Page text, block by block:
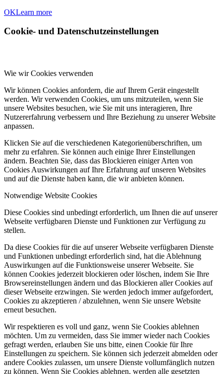
OKLearn more
Cookie- und Datenschutzeinstellungen
Wie wir Cookies verwenden
Wir können Cookies anfordern, die auf Ihrem Gerät eingestellt
werden. Wir verwenden Cookies, um uns mitzuteilen, wenn Sie
unsere Websites besuchen, wie Sie mit uns interagieren, Ihre
Nutzererfahrung verbessern und Ihre Beziehung zu unserer Website
anpassen.
Klicken Sie auf die verschiedenen Kategorienüberschriften, um
mehr zu erfahren. Sie können auch einige Ihrer Einstellungen
ändern. Beachten Sie, dass das Blockieren einiger Arten von
Cookies Auswirkungen auf Ihre Erfahrung auf unseren Websites
und auf die Dienste haben kann, die wir anbieten können.
Notwendige Website Cookies
Diese Cookies sind unbedingt erforderlich, um Ihnen die auf unserer
Webseite verfügbaren Dienste und Funktionen zur Verfügung zu
stellen.
Da diese Cookies für die auf unserer Webseite verfügbaren Dienste
und Funktionen unbedingt erforderlich sind, hat die Ablehnung
Auswirkungen auf die Funktionsweise unserer Webseite. Sie
können Cookies jederzeit blockieren oder löschen, indem Sie Ihre
Browsereinstellungen ändern und das Blockieren aller Cookies auf
dieser Webseite erzwingen. Sie werden jedoch immer aufgefordert,
Cookies zu akzeptieren / abzulehnen, wenn Sie unsere Website
erneut besuchen.
Wir respektieren es voll und ganz, wenn Sie Cookies ablehnen
möchten. Um zu vermeiden, dass Sie immer wieder nach Cookies
gefragt werden, erlauben Sie uns bitte, einen Cookie für Ihre
Einstellungen zu speichern. Sie können sich jederzeit abmelden oder
andere Cookies zulassen, um unsere Dienste vollumfänglich nutzen
zu können. Wenn Sie Cookies ablehnen, werden alle gesetzten